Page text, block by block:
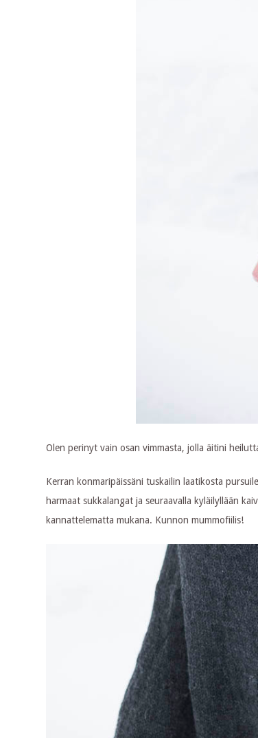
Olen perinyt vain osan vimmasta, jolla äitini
Kerran konmaripäissäni tuskailin laatikosta
harmaat sukkalangat ja seuraavalla kyläilyllään
kannattelematta mukana. Kunnon mummofiilis!